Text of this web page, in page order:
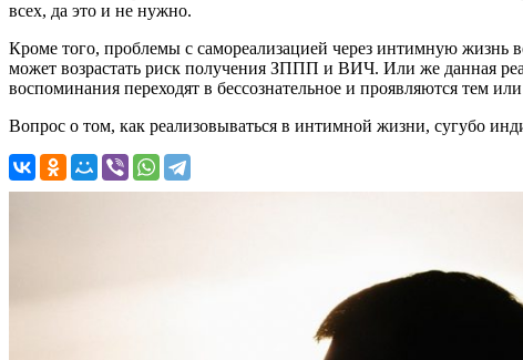
всех, да это и не нужно.
Кроме того, проблемы с самореализацией через интимную жизнь
может возрастать риск получения ЗППП и ВИЧ. Или же данная
воспоминания переходят в бессознательное и проявляются тем
Вопрос о том, как реализовываться в интимной жизни, сугубо